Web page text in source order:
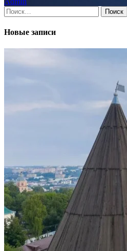
Найти:
Новые записи